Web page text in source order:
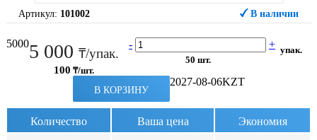
Артикул: 101002 В наличии
50005 000 ₸/упак.
100 ₸/шт.
- +
50 шт.
упак.
В КОРЗИНУ
2027-08-06KZT
Количество Ваша цена Экономия